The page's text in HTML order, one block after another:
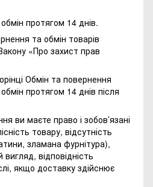
протягом 14 днів.
та обмін товарів
«Про захист прав
Обмін та повернення
протягом 14 днів після
ви маєте право і зобов’язані
товару, відсутність
зламана фурнітура),
відповідність
якщо доставку здійснює